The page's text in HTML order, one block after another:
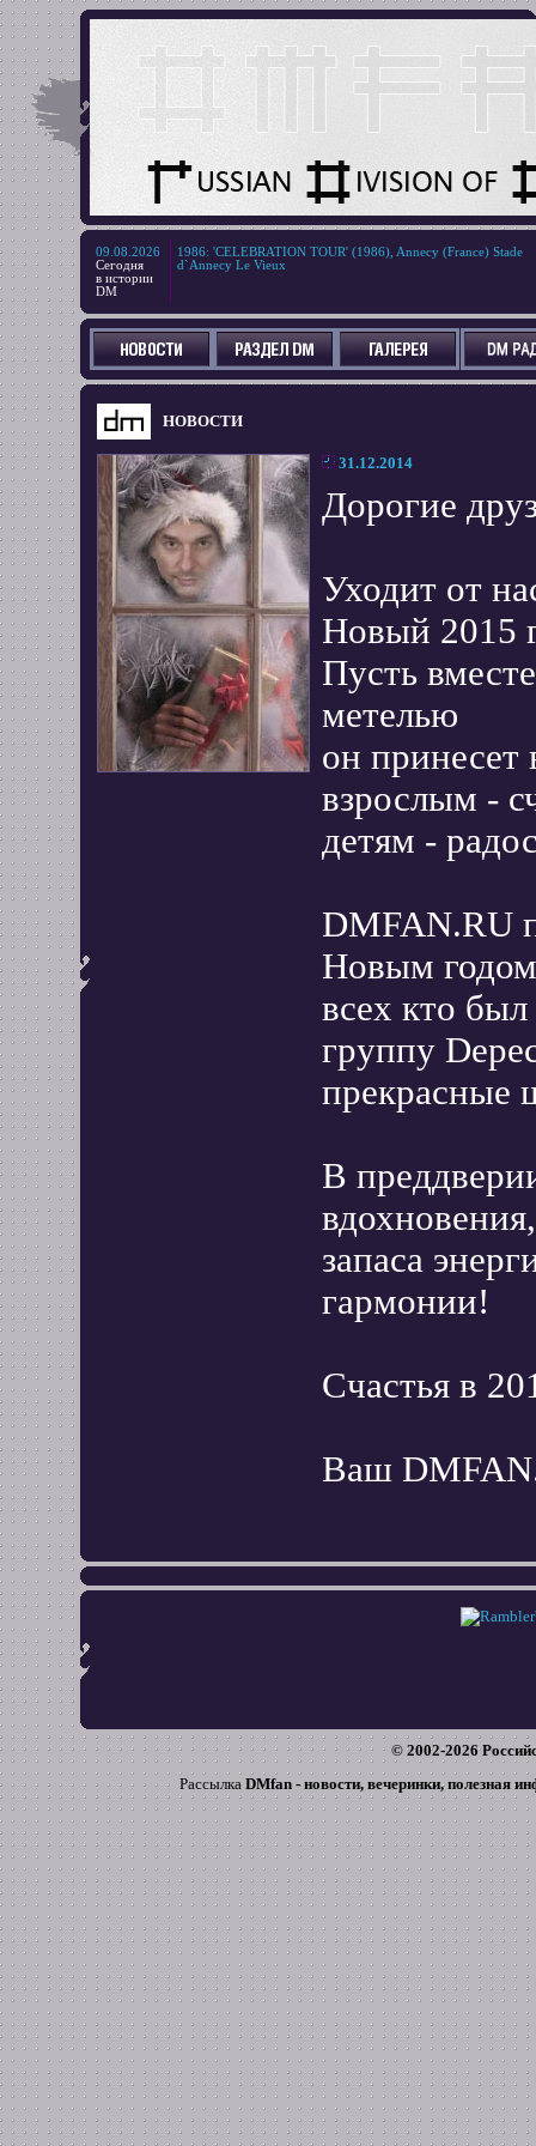
09.08.2026
Сегодня
в истории
DM
1986: 'CELEBRATION TOUR' (1986), Annecy (France) Stade
d`Annecy Le Vieux
НОВОСТИ
31.12.2014
Дорогие
Уходит от
Новый 2015
Пусть
метелью
он принесет
взрослым -
детям -
DMFAN.RU
Новым
всех кто
группу
прекрасные
В
вдохновения,
запаса
гармонии!
Счастья в
Ваш
© 2002-2026
Рассылка DMfan - новости, вечеринки, полезная